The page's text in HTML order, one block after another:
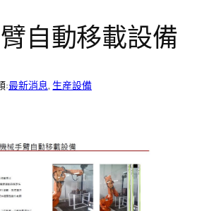
自動移載設備
:最新消息, 生産設備